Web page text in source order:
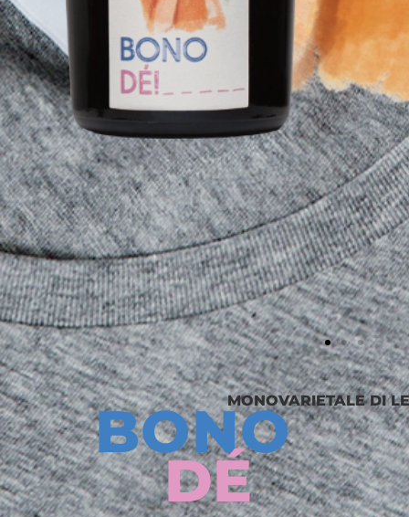
MONOVARIETALE DI
BONO
DÉ